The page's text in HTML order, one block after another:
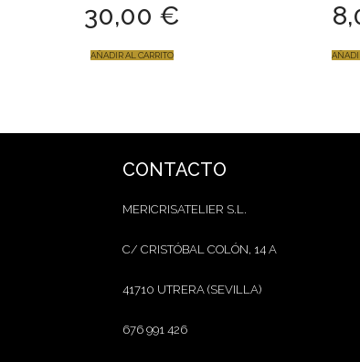
30,00 €
AÑADIR AL CARRITO
CONTACTO
MERICRISATELIER S.L.
C/ CRISTÓBAL COLÓN, 14 A
41710 UTRERA (SEVILLA)
676 991 426